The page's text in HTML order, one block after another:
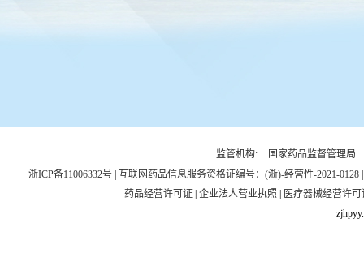
监管机构:
国家药品监督管理局
浙ICP备11006332号
互联网药品信息服务资格证编号：(浙)-经营性-2021-0128
药品经营许可证
企业法人营业执照
医疗器械经营许可